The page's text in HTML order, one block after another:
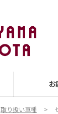
お
取り扱い車種